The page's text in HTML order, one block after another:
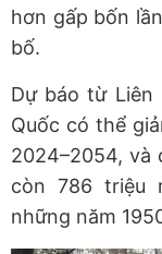
hơn gấp bốn
bố.
Dự báo từ Liên
Quốc có thể
2024–2054, và
còn 786 triệu
những năm